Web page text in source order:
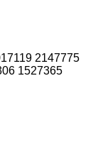
2147775
1527365